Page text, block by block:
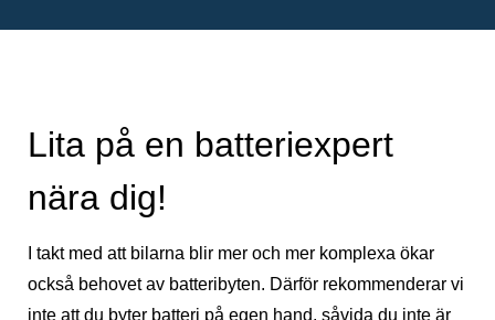
Lita på en batteriexpert
nära dig!
I takt med att bilarna blir mer och mer komplexa ökar
också behovet av batteribyten. Därför rekommenderar vi
inte att du byter batteri på egen hand, såvida du inte är